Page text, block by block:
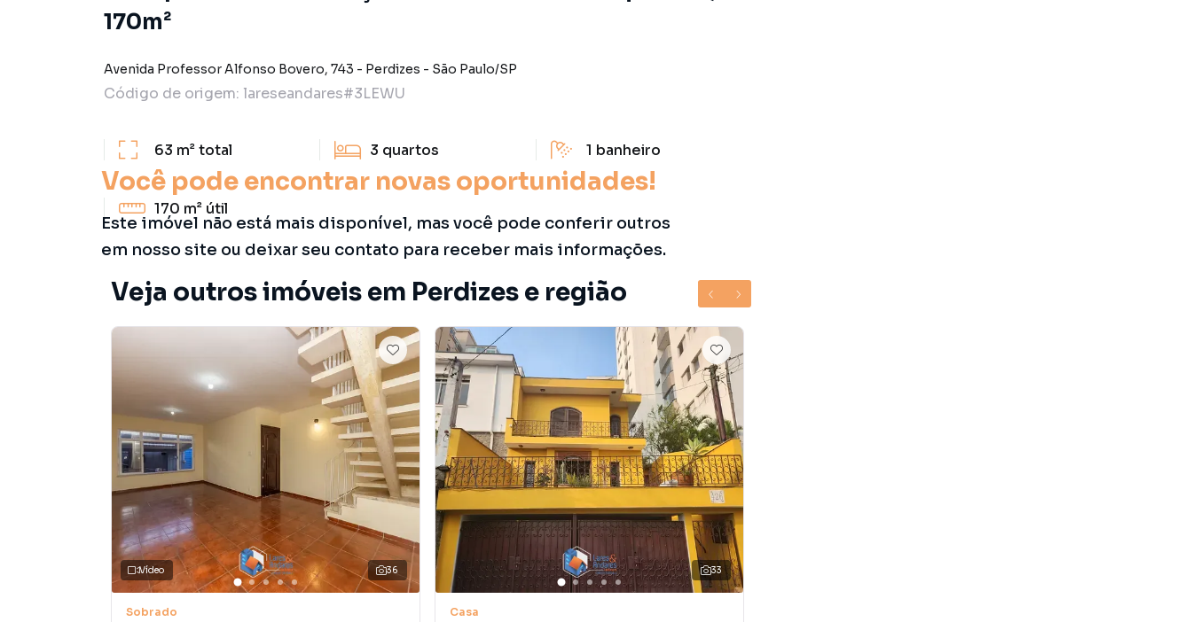
Você pode encontrar novas oportunidades!
Este imóvel não está mais disponível, mas você pode conferir outros
em nosso site ou deixar seu contato para receber mais informações.
170m²
Avenida Professor Alfonso Bovero, 743 - Perdizes - São Paulo/SP
Código de origem: lareseandares#3LEWU
63 m²total 3 quartos 1 banheiro
170 m² útil
Veja outros imóveis em Perdizes e região
36
Vídeo
Sobrado
33
Casa